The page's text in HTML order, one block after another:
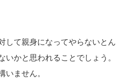
して親身になってやらないとん
いかと思われることでしょう。
いません。